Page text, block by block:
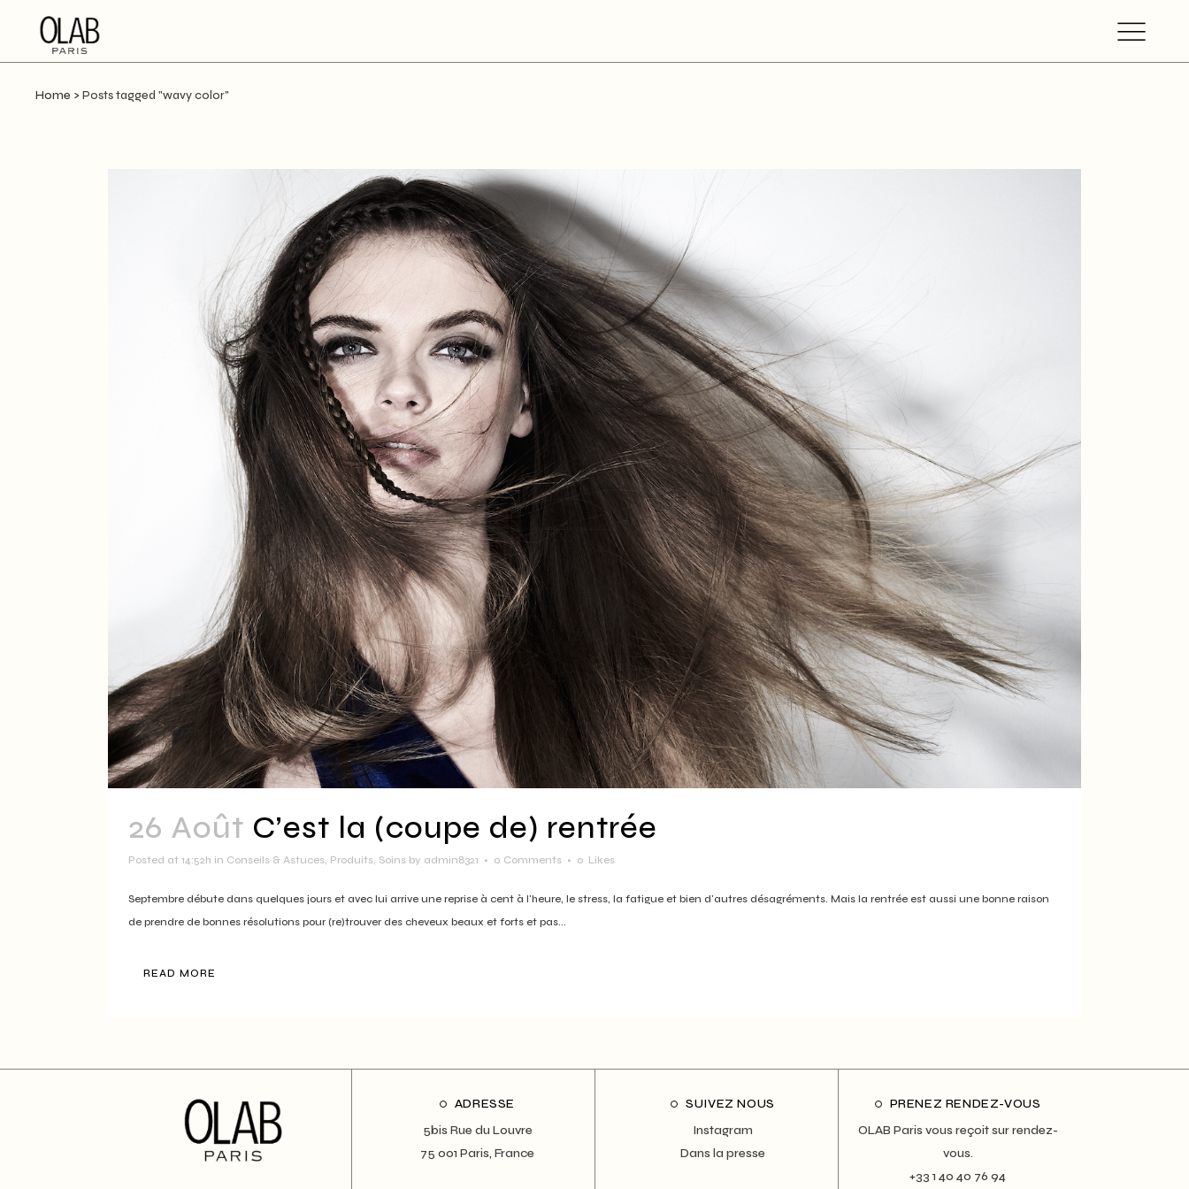
Home > Posts tagged "wavy color"
26 Août C’est la (coupe de) rentrée
Posted at 14:52h in Conseils & Astuces Produits Soins by admin8321 0 Comments 0 Likes
Septembre débute dans quelques jours et avec lui arrive une reprise à cent à l'heure, le stress, la fatigue et bien d'autres désagréments. Mais la rentrée est aussi une bonne raison
de prendre de bonnes résolutions pour (re)trouver des cheveux beaux et forts et pas...
READ MORE
ADRESSE
5bis Rue du Louvre
75 001 Paris, France
SUIVEZ NOUS
Instagram
Dans la presse
PRENEZ RENDEZ-VOUS
OLAB Paris vous reçoit sur rendez-
vous.
+33 1 40 40 76 94